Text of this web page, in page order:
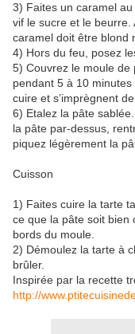
3) Faites un caramel
vif le sucre et le beurre.
caramel doit être blond
4) Hors du feu, posez
5) Couvrez le moule de
pendant 5 à 10
cuire et s’imprègnent
6) Etalez la pâte
la pâte par-dessus,
piquez légèrement la
Cuisson
1) Faites cuire la tarte
ce que la pâte soit bien
bords du moule.
2) Démoulez la tarte à
brûler.
Inspirée par la recette
http://